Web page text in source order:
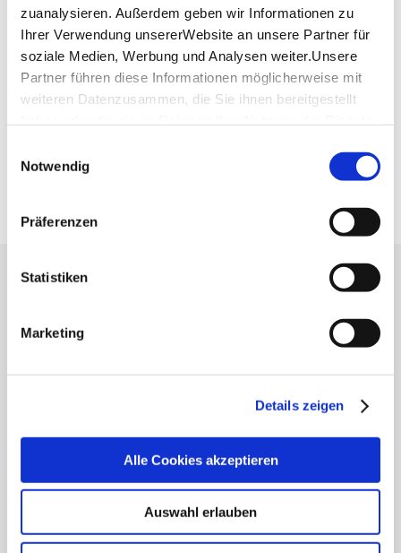
zuanalysieren. Außerdem geben wir Informationen zu
Ihrer Verwendung unsererWebsite an unsere Partner für
soziale Medien, Werbung und Analysen weiter.Unsere
Partner führen diese Informationen möglicherweise mit
weiteren Datenzusammen, die Sie ihnen bereitgestellt
Impressum
Notwendig
Präferenzen
Statistiken
Marketing
Details zeigen
Alle Cookies akzeptieren
Auswahl erlauben
Planen Sie Ihre Anreise
Verkehrs- und Tarifverbund Stuttgart GmbH
Fahrplanauskunft des VVS
Deutsche Bahn AG
Google Maps
Lassen Sie sich inspirieren!
Mit unserem Newsletter bleiben Sie zu Events,
Highlights und aktuellen Angeboten in
Über uns